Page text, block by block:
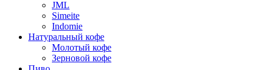
JML
Simeite
Indomie
Натуральный кофе
Молотый кофе
Зерновой кофе